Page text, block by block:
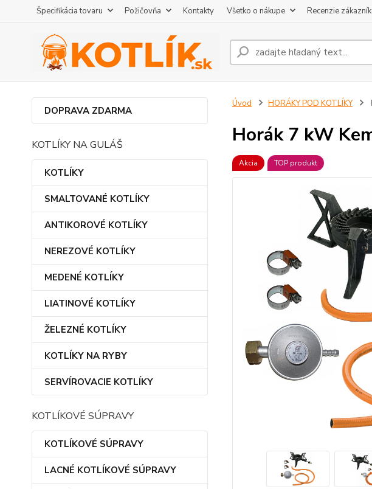
Špecifikácia tovaru Požičovňa Kontakty Všetko o nákupe Recenzie
DOPRAVA ZDARMA
KOTLÍKY NA GULÁŠ
KOTLÍKY
SMALTOVANÉ KOTLÍKY
ANTIKOROVÉ KOTLÍKY
NEREZOVÉ KOTLÍKY
MEDENÉ KOTLÍKY
LIATINOVÉ KOTLÍKY
ŽELEZNÉ KOTLÍKY
KOTLÍKY NA RYBY
SERVÍROVACIE KOTLÍKY
KOTLÍKOVÉ SÚPRAVY
KOTLÍKOVÉ SÚPRAVY
LACNÉ KOTLÍKOVÉ SÚPRAVY
Úvod HORÁKY POD KOTLÍKY
Horák 7 kW
Akcia TOP produkt